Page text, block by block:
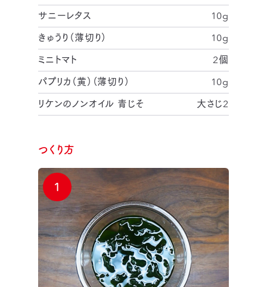
サニーレタス
10g
きゅうり（薄切り）
10g
ミニトマト
2個
パプリカ（黄）（薄切り）
10g
リケンのノンオイル 青じそ
大さじ2
つくり方
1